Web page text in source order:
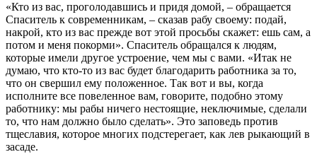
«Кто из вас, проголодавшись и придя домой, – обращается
Спаситель к современникам, – сказав рабу своему: подай,
накрой, кто из вас прежде вот этой просьбы скажет: ешь сам, а
потом и меня покорми». Спаситель обращался к людям,
которые имели другое устроение, чем мы с вами. «Итак не
думаю, что кто-то из вас будет благодарить работника за то,
что он свершил ему положенное. Так вот и вы, когда
исполните все повеленное вам, говорите, подобно этому
работнику: мы рабы ничего нестоящие, неключимые, сделали
то, что нам должно было сделать». Это заповедь против
тщеславия, которое многих подстерегает, как лев рыкающий в
засаде.